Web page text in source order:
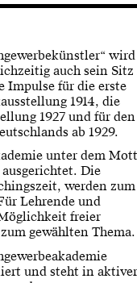
auch sein Sitz
Impulse für die erste
1914, die
1927 und für den
ab 1929.
unter dem
Die
werden zum
Lehrende und
freier
gewählten Thema.
und steht in aktiver